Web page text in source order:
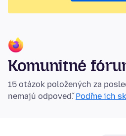
Komunitné
15 otázok položených za
nemajú odpoveď.Poďme ich